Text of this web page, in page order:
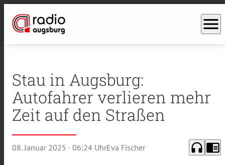
menu
Stau in Augsburg:
Autofahrer verlieren mehr
Zeit auf den Straßen
08. Januar 2025 · 06:24 UhrEva Fischer headphones chrome_reader_mode